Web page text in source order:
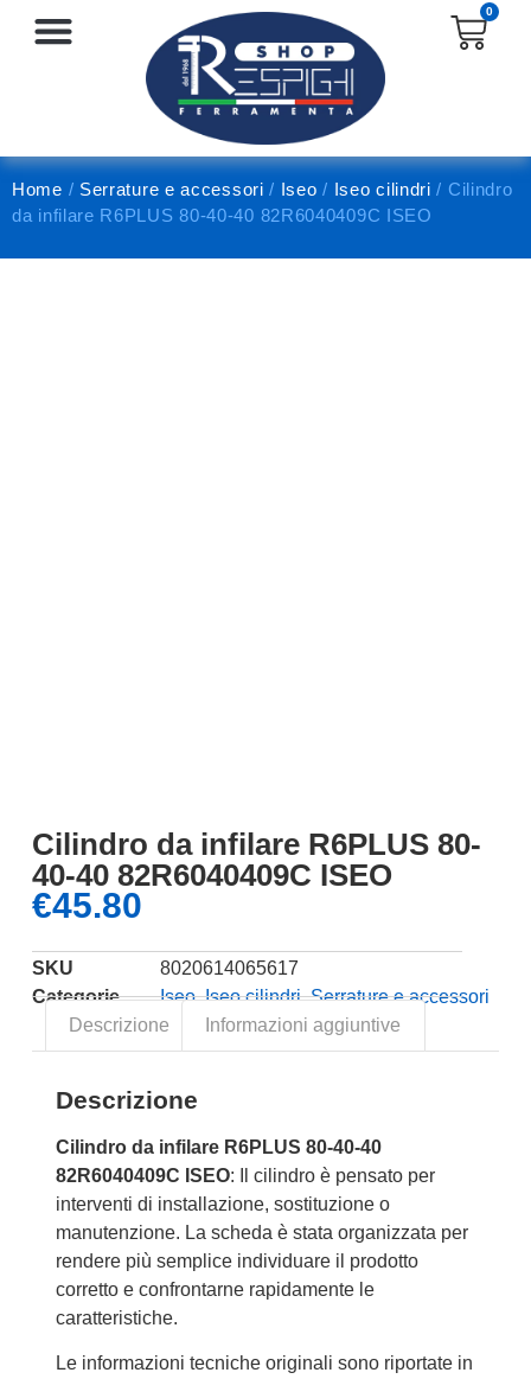
0
Home / Serrature e accessori / Iseo / Iseo cilindri / Cilindro
da infilare R6PLUS 80-40-40 82R6040409C ISEO
Cilindro da infilare R6PLUS 80-
40-40 82R6040409C ISEO
€45.80
SKU
8020614065617
Categorie
Iseo,Iseo cilindri,Serrature e accessori
Descrizione
Informazioni aggiuntive
Descrizione
Cilindro da infilare R6PLUS 80-40-40
82R6040409C ISEO: Il cilindro è pensato per
interventi di installazione, sostituzione o
manutenzione. La scheda è stata organizzata per
rendere più semplice individuare il prodotto
corretto e confrontarne rapidamente le
caratteristiche.
Le informazioni tecniche originali sono riportate in